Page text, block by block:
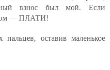
взнос был мой. Если
— ПЛАТИ!
оставив маленькое